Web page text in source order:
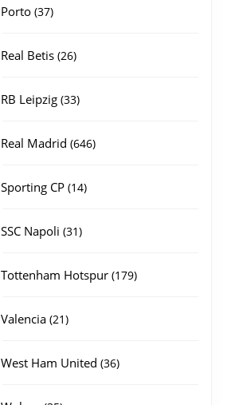
Porto 3737
Real Betis 2626
RB Leipzig 3333
Real Madrid 646646
Sporting CP 1414
SSC Napoli 3131
Tottenham Hotspur 179179
Valencia 2121
West Ham United 3636